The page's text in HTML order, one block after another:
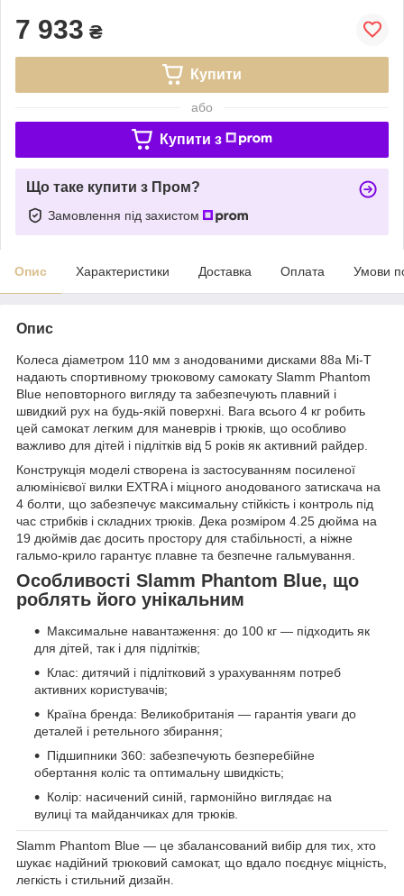
7 933 ₴
Купити
або
Купити з
Що таке купити з Пром?
Замовлення під захистом
Опис Характеристики Доставка Оплата Умови
Опис
Колеса діаметром 110 мм з анодованими дисками 88a Mi-T
надають спортивному трюковому самокату Slamm Phantom
Blue неповторного вигляду та забезпечують плавний і
швидкий рух на будь-якій поверхні. Вага всього 4 кг робить
цей самокат легким для маневрів і трюків, що особливо
важливо для дітей і підлітків від 5 років як активний райдер.
Конструкція моделі створена із застосуванням посиленої
алюмінієвої вилки EXTRA і міцного анодованого затискача на
4 болти, що забезпечує максимальну стійкість і контроль під
час стрибків і складних трюків. Дека розміром 4.25 дюйма на
19 дюймів дає досить простору для стабільності, а ніжне
гальмо-крило гарантує плавне та безпечне гальмування.
Особливості Slamm Phantom Blue, що
роблять його унікальним
Максимальне навантаження: до 100 кг — підходить як
для дітей, так і для підлітків;
Клас: дитячий і підлітковий з урахуванням потреб
активних користувачів;
Країна бренда: Великобританія — гарантія уваги до
деталей і ретельного збирання;
Підшипники 360: забезпечують безперебійне
обертання коліс та оптимальну швидкість;
Колір: насичений синій, гармонійно виглядає на
вулиці та майданчиках для трюків.
Slamm Phantom Blue — це збалансований вибір для тих, хто
шукає надійний трюковий самокат, що вдало поєднує міцність,
легкість і стильний дизайн.